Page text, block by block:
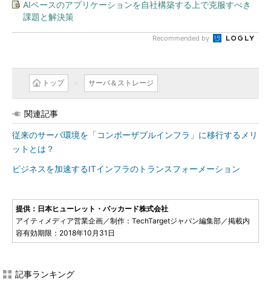
AIベースのアプリケーションを自社構築する上で克服すべき
課題と解決策
Recommended by
トップ サーバ＆ストレージ
関連記事
従来のサーバ環境を「コンポーザブルインフラ」に移行するメリ
ットとは？
ビジネスを加速するITインフラのトランスフォーメーション
提供：日本ヒューレット・パッカード株式会社
アイティメディア営業企画／制作：TechTargetジャパン編集部／掲載内
容有効期限：2018年10月31日
記事ランキング